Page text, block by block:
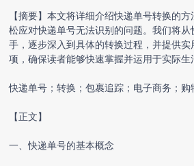
【摘要】本文将详细介绍快递单号转换的方
松应对快递单号无法识别的问题。我们将
手，逐步深入到具体的转换过程，并提供
项，确保读者能够快速掌握并运用于实际生
快递单号；转换；包裹追踪；电子商务；购
【正文】
一、快递单号的基本概念